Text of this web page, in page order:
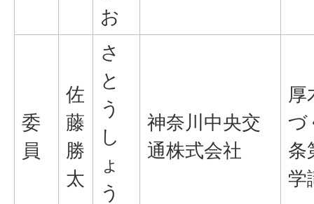
お
委
員
佐
藤
勝
太
さ
と
う
し
ょ
う
神奈川中央交
通株式会社
厚
づ
条
学